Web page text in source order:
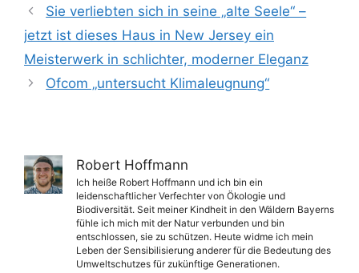
Sie verliebten sich in seine „alte Seele“ –
jetzt ist dieses Haus in New Jersey ein
Meisterwerk in schlichter, moderner Eleganz
Ofcom „untersucht Klimaleugnung“
Robert Hoffmann
Ich heiße Robert Hoffmann und ich bin ein
leidenschaftlicher Verfechter von Ökologie und
Biodiversität. Seit meiner Kindheit in den Wäldern Bayerns
fühle ich mich mit der Natur verbunden und bin
entschlossen, sie zu schützen. Heute widme ich mein
Leben der Sensibilisierung anderer für die Bedeutung des
Umweltschutzes für zukünftige Generationen.